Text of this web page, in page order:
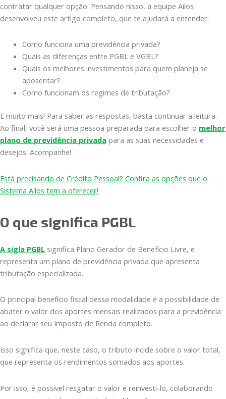
contratar qualquer opção. Pensando nisso, a equipe Ailos
desenvolveu este artigo completo, que te ajudará a entender:
Como funciona uma previdência privada?
Quais as diferenças entre PGBL e VGBL?
Quais os melhores investimentos para quem planeja se
aposentar?
Como funcionam os regimes de tributação?
E muito mais! Para saber as respostas, basta continuar a leitura.
Ao final, você será uma pessoa preparada para escolher o melhor
plano de previdência privada para as suas necessidades e
desejos. Acompanhe!
Está precisando de Crédito Pessoal? Confira as opções que o
Sistema Ailos tem a oferecer!
O que significa PGBL
A sigla PGBL significa Plano Gerador de Benefício Livre, e
representa um plano de previdência privada que apresenta
tributação especializada.
O principal benefício fiscal dessa modalidade é a possibilidade de
abater o valor dos aportes mensais realizados para a previdência
ao declarar seu Imposto de Renda completo.
Isso significa que, neste caso, o tributo incide sobre o valor total,
que representa os rendimentos somados aos aportes.
Por isso, é possível resgatar o valor e reinvesti-lo, colaborando